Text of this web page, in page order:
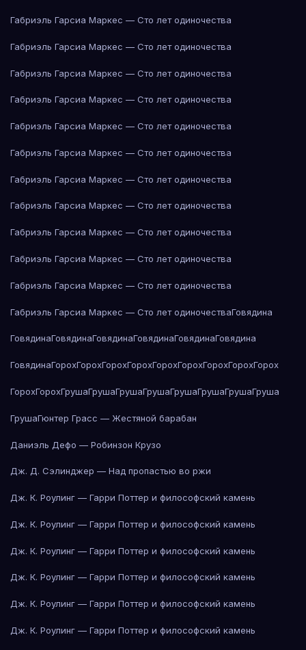
Габриэль Гарсиа Маркес — Сто лет одиночества
Габриэль Гарсиа Маркес — Сто лет одиночества
Габриэль Гарсиа Маркес — Сто лет одиночества
Габриэль Гарсиа Маркес — Сто лет одиночества
Габриэль Гарсиа Маркес — Сто лет одиночества
Габриэль Гарсиа Маркес — Сто лет одиночества
Габриэль Гарсиа Маркес — Сто лет одиночества
Габриэль Гарсиа Маркес — Сто лет одиночества
Габриэль Гарсиа Маркес — Сто лет одиночества
Габриэль Гарсиа Маркес — Сто лет одиночества
Габриэль Гарсиа Маркес — Сто лет одиночества
Габриэль Гарсиа Маркес — Сто лет одиночестваГовядина
ГовядинаГовядинаГовядинаГовядинаГовядинаГовядина
ГовядинаГорохГорохГорохГорохГорохГорохГорохГорохГорох
ГорохГорохГрушаГрушаГрушаГрушаГрушаГрушаГрушаГруша
ГрушаГюнтер Грасс — Жестяной барабан
Даниэль Дефо — Робинзон Крузо
Дж. Д. Сэлинджер — Над пропастью во ржи
Дж. К. Роулинг — Гарри Поттер и философский камень
Дж. К. Роулинг — Гарри Поттер и философский камень
Дж. К. Роулинг — Гарри Поттер и философский камень
Дж. К. Роулинг — Гарри Поттер и философский камень
Дж. К. Роулинг — Гарри Поттер и философский камень
Дж. К. Роулинг — Гарри Поттер и философский камень